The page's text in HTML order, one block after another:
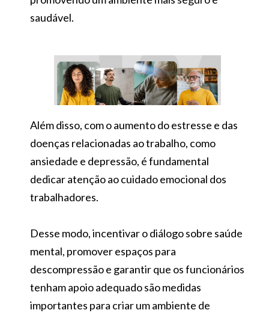
saudável.
Além disso, com o aumento do estresse e das
doenças relacionadas ao trabalho, como
ansiedade e depressão, é fundamental
dedicar atenção ao cuidado emocional dos
trabalhadores.
Desse modo, incentivar o diálogo sobre saúde
mental, promover espaços para
descompressão e garantir que os funcionários
tenham apoio adequado são medidas
importantes para criar um ambiente de